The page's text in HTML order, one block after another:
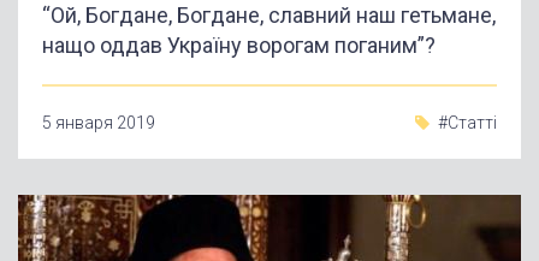
“Ой, Богдане, Богдане, славний наш гетьмане,
нащо оддав Україну ворогам поганим”?
5 января 2019 #Статті